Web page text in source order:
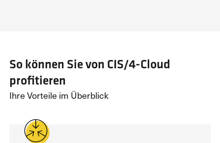
So können Sie von CIS/4-Cloud
profitieren
Ihre Vorteile im Überblick